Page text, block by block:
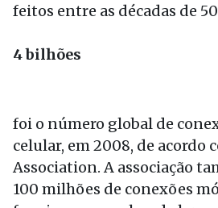
feitos entre as décadas de 50
4 bilhões
foi o número global de
celular, em 2008, de acordo
Association. A associação
100 milhões de conexões